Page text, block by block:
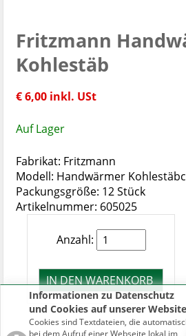
Informationen zu Datenschutz
und Cookies auf unserer
Cookies sind Textdateien, die
bei dem Aufruf einer Webseite lokal im
Fritzmann
Kohlestäb
€ 6,00 inkl. USt
Auf Lager
Fabrikat: Fritzmann
Modell: Handwärmer
Packungsgröße: 12 Stück
Artikelnummer: 605025
Anzahl: